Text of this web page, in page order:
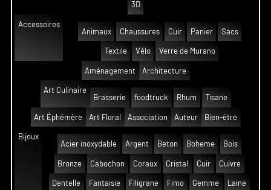
3D
Accessoires
Animaux
Chaussures Cuir Panier Sacs
Textile Vélo Verre de Murano
Aménagement Architecture
Art Culinaire
Brasserie
foodtruck Rhum Tisane
Art Éphémère Art Floral Association Auteur Bien-être
Bijoux
Acier inoxydable
Argent Beton Boheme Bois
Bronze Cabochon Coraux Cristal Cuir Cuivre
Dentelle Fantaisie Filigrane Fimo Gemme Laine